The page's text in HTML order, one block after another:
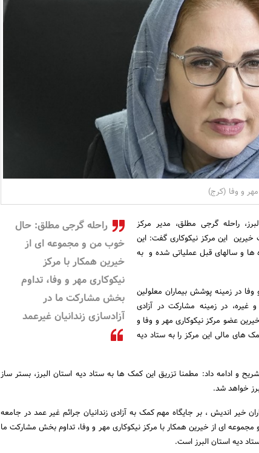
و وفا (کرج)
راحله گرجی مطلق: حال
خوب من و مجموعه ای از
خیرین همکار با مرکز
نیکوکاری مهر و وفا، تداوم
بخش مشارکت ما در
آزادسازی زندانیان غیرعمد
راحله گرجی مطلق، مدیر مرکز
این مرکز نیکوکاری گفت: این
و سالهای قبل عملیاتی شده و به
در زمینه پوشش بیماران معلولین
غیره، در زمینه مشارکت در آزادی
خیرین عضو مرکز نیکوکاری مهر و وفا و
های مالی این مرکز را به ستاد دیه
و ادامه داد: مطمنا تزریق این کمک ها به ستاد دیه استان البرز، بستر ساز
خواهد شد.
خیر اندیش ، بر جایگاه مهم کمک به آزادی زندانیان جرائم غیر عمد در جامعه
ای از خیرین همکار با مرکز نیکوکاری مهر و وفا، تداوم بخش مشارکت ما
دیه استان البرز است.